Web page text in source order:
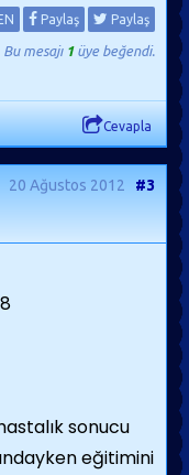
Paylaş Paylaş
Bu mesajı 1üye beğendi.
Cevapla
20 Ağustos 2012 #3
sonucu
eğitimini